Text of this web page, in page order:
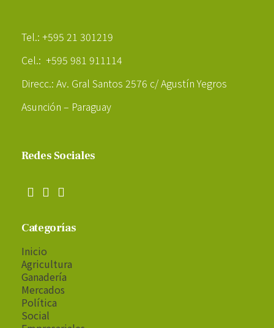
Tel.: +595 21 301219
Cel.: +595 981 911114
Direcc.: Av. Gral Santos 2576 c/ Agustín Yegros
Asunción – Paraguay
Redes Sociales
Categorías
Inicio
Agricultura
Ganadería
Mercados
Política
Social